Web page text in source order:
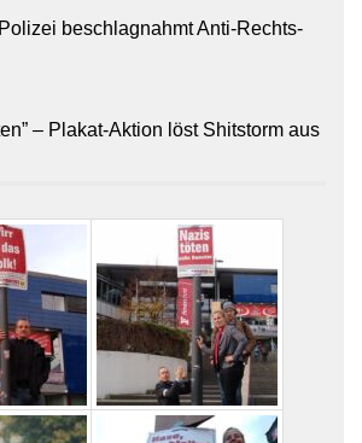
Polizei beschlagnahmt Anti-Rechts-
– Plakat-Aktion löst Shitstorm aus